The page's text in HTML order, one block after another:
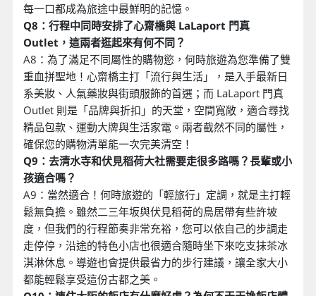
每一口都成為旅途中最鮮明的記憶。
Q8：行程中同時安排了心齋橋與 LaLaport 門真
Outlet，這兩者逛起來有何不同？
A8：為了滿足不同屬性的購物慾，何時旅遊為您準備了雙
重血拼聖地！心齋橋主打「流行與生活」，是入手最新日
系美妝、人氣藥妝與街頭服飾的首選；而 LaLaport 門真
Outlet 則是「品牌與折扣」的天堂，空間寬敞，適合尋找
精品包款、運動大牌與生活家電。兩者截然不同的屬性，
確保您的購物清單能一次完美清空！
Q9：去清水寺和伏見稻荷大社需要走很多路嗎？長輩或小
孩適合嗎？
A9：當然適合！何時旅遊的「輕旅行」定調，就是主打輕
鬆無負擔。雖然二三年坂與伏見稻荷的鳥居帶有些許坡
度，但我們的行程節奏非常充裕，您可以依自己的步調走
走停停，沿途的特色小店也很適合隨時坐下來吃支抹茶冰
淇淋休息。導遊也會提供最省力的步行建議，讓全家大小
都能輕鬆享受這份古都之美。